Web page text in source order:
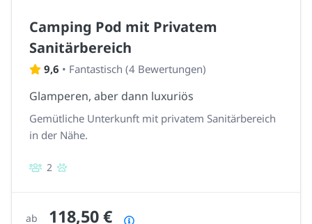
Camping Pod mit Privatem
Sanitärbereich
9,6 • Fantastisch (4 Bewertungen)
Glamperen, aber dann luxuriös
Gemütliche Unterkunft mit privatem Sanitärbereich
in der Nähe.
2
ab 118,50 €